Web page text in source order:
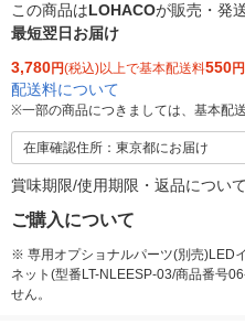
この商品はLOHACOが販売・発
最短翌日お届け
3,780円(税込)以上で基本配送料550円
配送料について
※一部の商品につきましては、基本配
在庫確認住所：東京都にお届け
賞味期限/使用期限・返品について
ご購入について
※ 専用オプショナルパーツ(別売)LED
ネット(型番LT-NLEESP-03/商品番号
せん。